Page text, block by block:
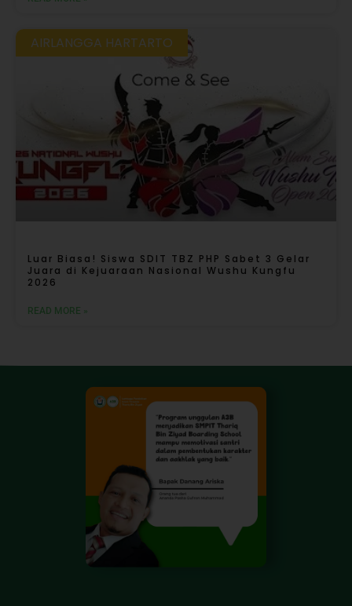
AIRLANGGA HARTARTO
Luar Biasa! Siswa SDIT TBZ PHP Sabet 3 Gelar
Juara di Kejuaraan Nasional Wushu Kungfu
2026
READ MORE »